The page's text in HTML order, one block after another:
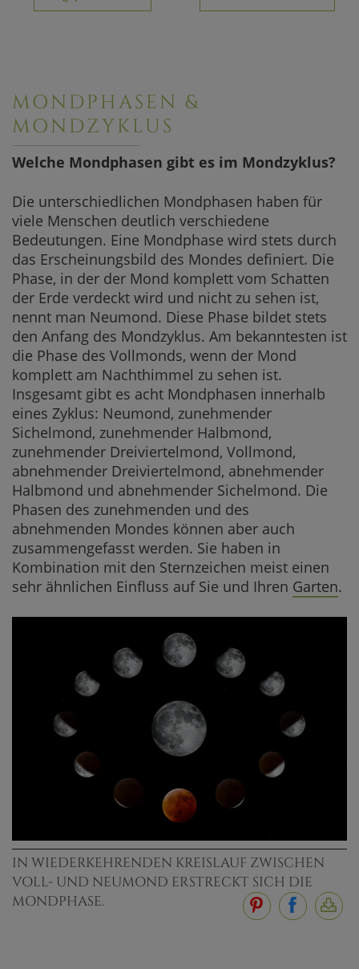
MONDPHASEN &
MONDZYKLUS
Welche Mondphasen gibt es im Mondzyklus?
Die unterschiedlichen Mondphasen haben für
viele Menschen deutlich verschiedene
Bedeutungen. Eine Mondphase wird stets durch
das Erscheinungsbild des Mondes definiert. Die
Phase, in der der Mond komplett vom Schatten
der Erde verdeckt wird und nicht zu sehen ist,
nennt man Neumond. Diese Phase bildet stets
den Anfang des Mondzyklus. Am bekanntesten ist
die Phase des Vollmonds, wenn der Mond
komplett am Nachthimmel zu sehen ist.
Insgesamt gibt es acht Mondphasen innerhalb
eines Zyklus: Neumond, zunehmender
Sichelmond, zunehmender Halbmond,
zunehmender Dreiviertelmond, Vollmond,
abnehmender Dreiviertelmond, abnehmender
Halbmond und abnehmender Sichelmond. Die
Phasen des zunehmenden und des
abnehmenden Mondes können aber auch
zusammengefasst werden. Sie haben in
Kombination mit den Sternzeichen meist einen
sehr ähnlichen Einfluss auf Sie und Ihren Garten.
IN WIEDERKEHRENDEN KREISLAUF ZWISCHEN
VOLL- UND NEUMOND ERSTRECKT SICH DIE
MONDPHASE.